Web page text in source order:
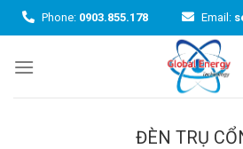
Skip
to
Phone: 0903.855.178 Email:
ĐÈN TRỤ